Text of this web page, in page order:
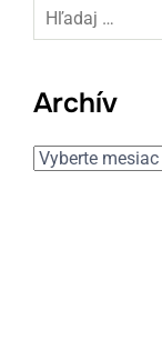
Hľadaj:
Archív
Archív